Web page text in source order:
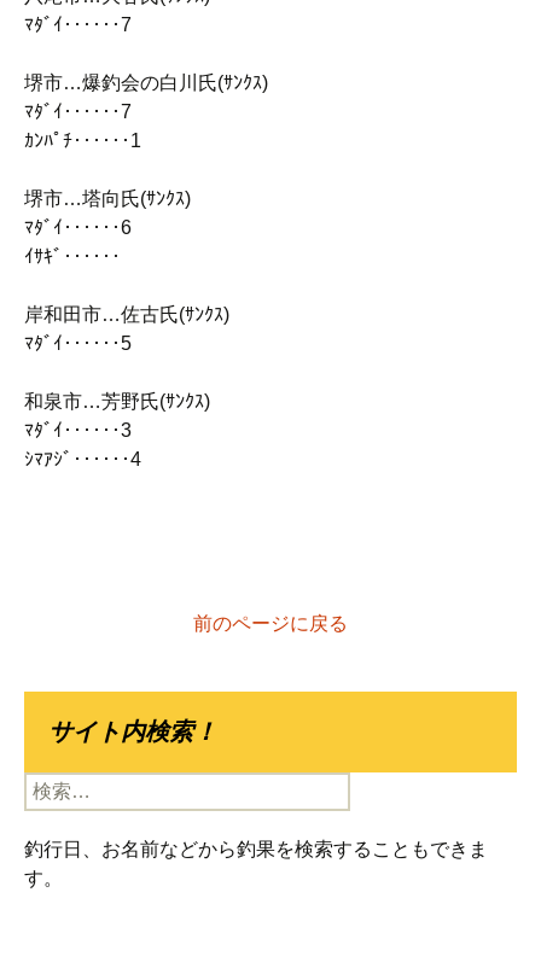
ﾏﾀﾞｲ‥‥‥7
堺市…爆釣会の白川氏(ｻﾝｸｽ)
ﾏﾀﾞｲ‥‥‥7
ｶﾝﾊﾟﾁ‥‥‥1
堺市…塔向氏(ｻﾝｸｽ)
ﾏﾀﾞｲ‥‥‥6
ｲｻｷﾞ‥‥‥
岸和田市…佐古氏(ｻﾝｸｽ)
ﾏﾀﾞｲ‥‥‥5
和泉市…芳野氏(ｻﾝｸｽ)
ﾏﾀﾞｲ‥‥‥3
ｼﾏｱｼﾞ‥‥‥4
前のページに戻る
サイト内検索！
検
索:
釣行日、お名前などから釣果を検索することもできま
す。